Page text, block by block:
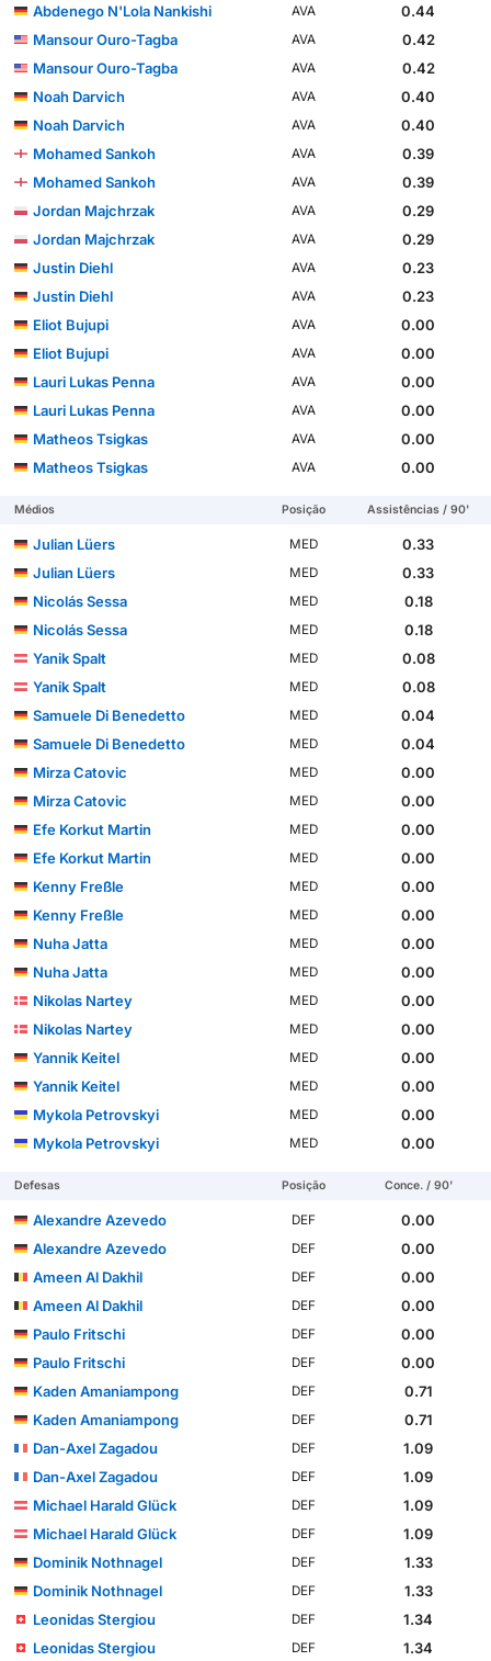
Abdenego N'Lola Nankishi AVA
0.44
Mansour Ouro-Tagba
AVA
0.42
Mansour Ouro-Tagba
AVA
0.42
Noah Darvich
AVA
0.40
Noah Darvich
AVA
0.40
Mohamed Sankoh
AVA
0.39
Mohamed Sankoh
AVA
0.39
Jordan Majchrzak
AVA
0.29
Jordan Majchrzak
AVA
0.29
Justin Diehl
AVA
0.23
Justin Diehl
AVA
0.23
Eliot Bujupi
AVA
0.00
Eliot Bujupi
AVA
0.00
Lauri Lukas Penna
AVA
0.00
Lauri Lukas Penna
AVA
0.00
Matheos Tsigkas
AVA
0.00
Matheos Tsigkas
AVA 0.00
Médios Posição Assistências / 90'
Julian Lüers MED
0.33
Julian Lüers
MED
0.33
Nicolás Sessa
MED
0.18
Nicolás Sessa
MED
0.18
Yanik Spalt
MED
0.08
Yanik Spalt
MED
0.08
Samuele Di Benedetto
MED
0.04
Samuele Di Benedetto
MED
0.04
Mirza Catovic
MED
0.00
Mirza Catovic
MED
0.00
Efe Korkut Martin
MED
0.00
Efe Korkut Martin
MED
0.00
Kenny Freßle
MED
0.00
Kenny Freßle
MED
0.00
Nuha Jatta
MED
0.00
Nuha Jatta
MED
0.00
Nikolas Nartey
MED
0.00
Nikolas Nartey
MED
0.00
Yannik Keitel
MED
0.00
Yannik Keitel
MED
0.00
Mykola Petrovskyi
MED
0.00
Mykola Petrovskyi
MED 0.00
Defesas Posição Conce. / 90'
Alexandre Azevedo DEF
0.00
Alexandre Azevedo
DEF
0.00
Ameen Al Dakhil
DEF
0.00
Ameen Al Dakhil
DEF
0.00
Paulo Fritschi
DEF
0.00
Paulo Fritschi
DEF
0.00
Kaden Amaniampong
DEF
0.71
Kaden Amaniampong
DEF
0.71
Dan-Axel Zagadou
DEF
1.09
Dan-Axel Zagadou
DEF
1.09
Michael Harald Glück
DEF
1.09
Michael Harald Glück
DEF
1.09
Dominik Nothnagel
DEF
1.33
Dominik Nothnagel
DEF
1.33
Leonidas Stergiou
DEF
1.34
Leonidas Stergiou
DEF
1.34